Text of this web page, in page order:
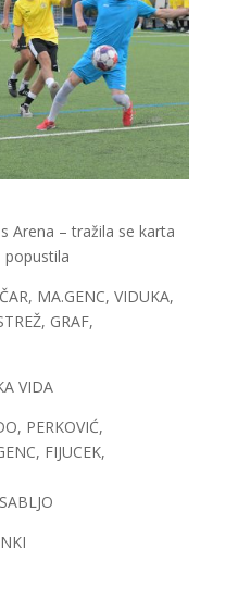
Arena – tražila se karta
popustila
MA.GENC, VIDUKA,
GRAF,
VIDA
PERKOVIĆ,
FIJUCEK,